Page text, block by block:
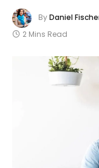
ByDaniel
2 Mins Read